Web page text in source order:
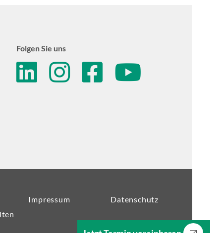
Folgen Sie uns
linkedin
instagramfacebook youtube
Impressum
Datenschutz